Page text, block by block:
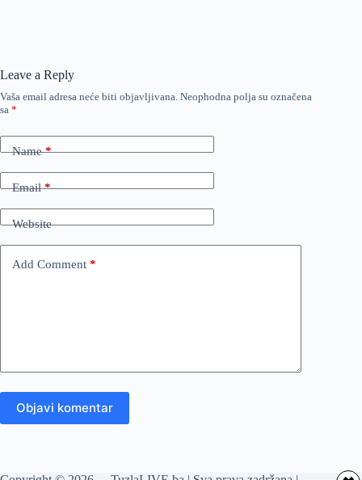
Leave a Reply
Vaša email adresa neće biti objavljivana. Neophodna polja su označena
sa *
Name*
Email*
Website
Add Comment *
Objavi komentar